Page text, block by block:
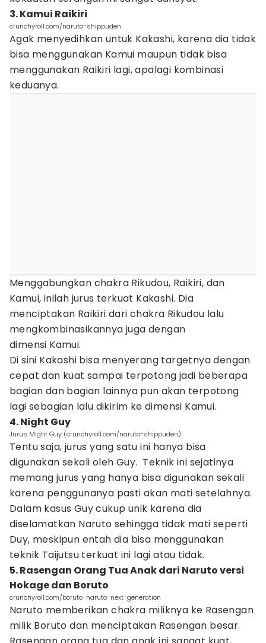
3. Kamui Raikiri
crunchyroll.com/naruto-shippuden
Agak menyedihkan untuk Kakashi, karena dia tidak
bisa menggunakan Kamui maupun tidak bisa
menggunakan Raikiri lagi, apalagi kombinasi
keduanya.
Menggabungkan chakra Rikudou, Raikiri, dan
Kamui, inilah jurus terkuat Kakashi. Dia
menciptakan Raikiri dari chakra Rikudou lalu
mengkombinasikannya juga dengan
dimensi Kamui.
Di sini Kakashi bisa menyerang targetnya dengan
cepat dan kuat sampai terpotong jadi beberapa
bagian dan bagian lainnya pun akan terpotong
lagi sebagian lalu dikirim ke dimensi Kamui.
4. Night Guy
Jurus Might Guy (crunchyroll.com/naruto-shippuden)
Tentu saja, jurus yang satu ini hanya bisa
digunakan sekali oleh Guy. Teknik ini sejatinya
memang jurus yang hanya bisa digunakan sekali
karena penggunanya pasti akan mati setelahnya.
Dalam kasus Guy cukup unik karena dia
diselamatkan Naruto sehingga tidak mati seperti
Duy, meskipun entah dia bisa menggunakan
teknik Taijutsu terkuat ini lagi atau tidak.
5. Rasengan Orang Tua Anak dari Naruto versi
Hokage dan Boruto
crunchyroll.com/boruto-naruto-next-generation
Naruto memberikan chakra miliknya ke Rasengan
milik Boruto dan menciptakan Rasengan besar.